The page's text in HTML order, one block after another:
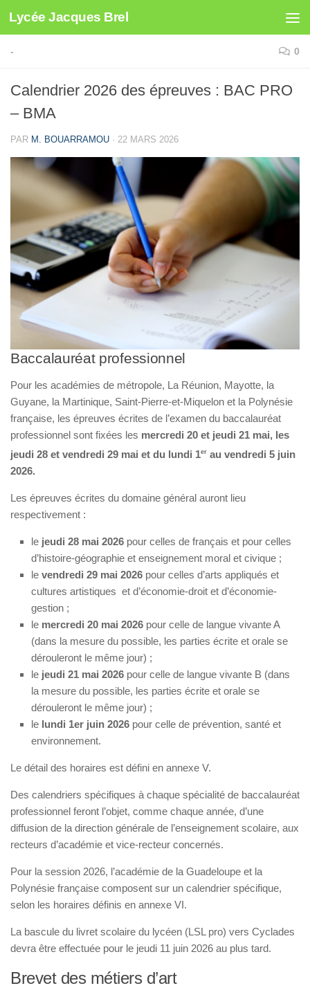
Skip to content
Lycée Jacques Brel
- 0
Calendrier 2026 des épreuves : BAC PRO
– BMA
PAR M. BOUARRAMOU · 22 MARS 2026
Baccalauréat professionnel
Pour les académies de métropole, La Réunion, Mayotte, la
Guyane, la Martinique, Saint-Pierre-et-Miquelon et la Polynésie
française, les épreuves écrites de l’examen du baccalauréat
professionnel sont fixées les mercredi 20 et jeudi 21 mai, les
jeudi 28 et vendredi 29 mai et du lundi 1er au vendredi 5 juin
2026.
Les épreuves écrites du domaine général auront lieu
respectivement :
le jeudi 28 mai 2026 pour celles de français et pour celles
d’histoire-géographie et enseignement moral et civique ;
le vendredi 29 mai 2026 pour celles d’arts appliqués et
cultures artistiques et d’économie-droit et d’économie-
gestion ;
le mercredi 20 mai 2026 pour celle de langue vivante A
(dans la mesure du possible, les parties écrite et orale se
dérouleront le même jour) ;
le jeudi 21 mai 2026 pour celle de langue vivante B (dans
la mesure du possible, les parties écrite et orale se
dérouleront le même jour) ;
le lundi 1er juin 2026 pour celle de prévention, santé et
environnement.
Le détail des horaires est défini en annexe V.
Des calendriers spécifiques à chaque spécialité de baccalauréat
professionnel feront l’objet, comme chaque année, d’une
diffusion de la direction générale de l’enseignement scolaire, aux
recteurs d’académie et vice-recteur concernés.
Pour la session 2026, l’académie de la Guadeloupe et la
Polynésie française composent sur un calendrier spécifique,
selon les horaires définis en annexe VI.
La bascule du livret scolaire du lycéen (LSL pro) vers Cyclades
devra être effectuée pour le jeudi 11 juin 2026 au plus tard.
Brevet des métiers d’art